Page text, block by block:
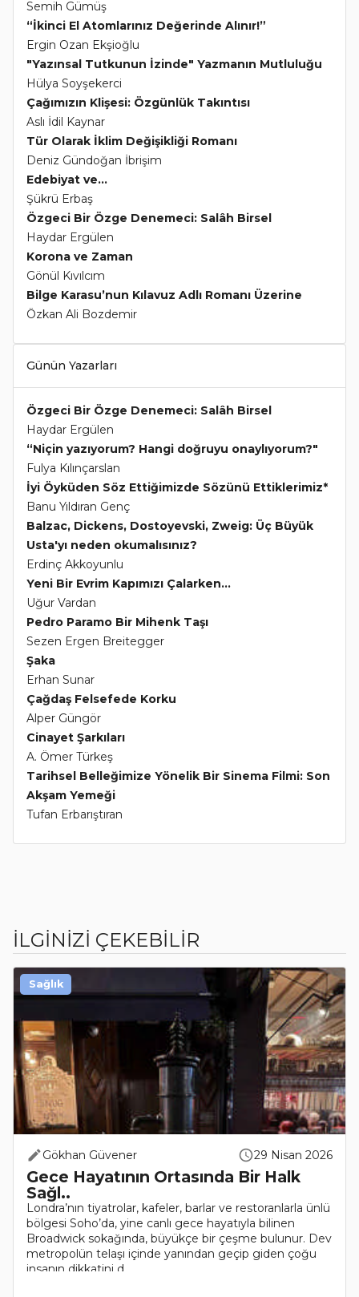
Semih Gümüş
“İkinci El Atomlarınız Değerinde Alınır!”
Ergin Ozan Ekşioğlu
"Yazınsal Tutkunun İzinde" Yazmanın Mutluluğu
Hülya Soyşekerci
Çağımızın Klişesi: Özgünlük Takıntısı
Aslı İdil Kaynar
Tür Olarak İklim Değişikliği Romanı
Deniz Gündoğan İbrişim
Edebiyat ve...
Şükrü Erbaş
Özgeci Bir Özge Denemeci: Salâh Birsel
Haydar Ergülen
Korona ve Zaman
Gönül Kıvılcım
Bilge Karasu’nun Kılavuz Adlı Romanı Üzerine
Özkan Ali Bozdemir
Günün Yazarları
Özgeci Bir Özge Denemeci: Salâh Birsel
Haydar Ergülen
“Niçin yazıyorum? Hangi doğruyu onaylıyorum?"
Fulya Kılınçarslan
İyi Öyküden Söz Ettiğimizde Sözünü Ettiklerimiz*
Banu Yıldıran Genç
Balzac, Dickens, Dostoyevski, Zweig: Üç Büyük
Usta'yı neden okumalısınız?
Erdinç Akkoyunlu
Yeni Bir Evrim Kapımızı Çalarken...
Uğur Vardan
Pedro Paramo Bir Mihenk Taşı
Sezen Ergen Breitegger
Şaka
Erhan Sunar
Çağdaş Felsefede Korku
Alper Güngör
Cinayet Şarkıları
A. Ömer Türkeş
Tarihsel Belleğimize Yönelik Bir Sinema Filmi: Son
Akşam Yemeği
Tufan Erbarıştıran
İLGİNİZİ ÇEKEBİLİR
Gökhan Güvener 29 Nisan 2026
Gece Hayatının Ortasında Bir Halk
Sağl..
Londra’nın tiyatrolar, kafeler, barlar ve restoranlarla ünlü
bölgesi Soho’da, yine canlı gece hayatıyla bilinen
Broadwick sokağında, büyükçe bir çeşme bulunur. Dev
metropolün telaşı içinde yanından geçip giden çoğu
insanın dikkatini d..
Sağlık